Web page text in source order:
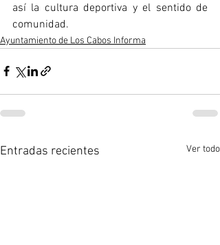
así la cultura deportiva y el sentido de
comunidad.
Ayuntamiento de Los Cabos Informa
Entradas recientes Ver todo